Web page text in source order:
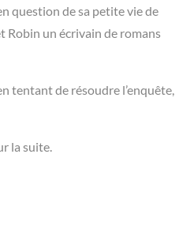
question de sa petite vie de
Robin un écrivain de romans
tentant de résoudre l’enquête,
la suite.